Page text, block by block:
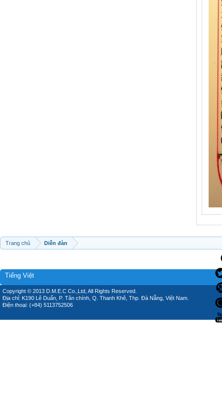
Trang chủ Diễn đàn
Tiếng Việt
Copyright © 2013 D.M.E.C Co.,Ltd, All Rights Reserved.
Địa chỉ: K190 Lê Duẩn, P. Tân chính, Q. Thanh Khê, Thp. Đà Nẵng, Việt Nam.
Điện thoại: (+84) 5113752506